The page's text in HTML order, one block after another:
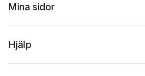
Mina sidor
Hjälp